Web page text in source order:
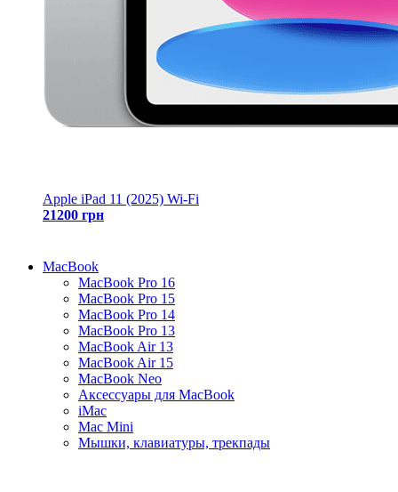
Apple iPad 11 (2025) Wi-Fi
21200 грн
MacBook
MacBook Pro 16
MacBook Pro 15
MacBook Pro 14
MacBook Pro 13
MacBook Air 13
MacBook Air 15
MacBook Neo
Аксессуары для MacBook
iMac
Mac Mini
Мышки, клавиатуры, трекпады